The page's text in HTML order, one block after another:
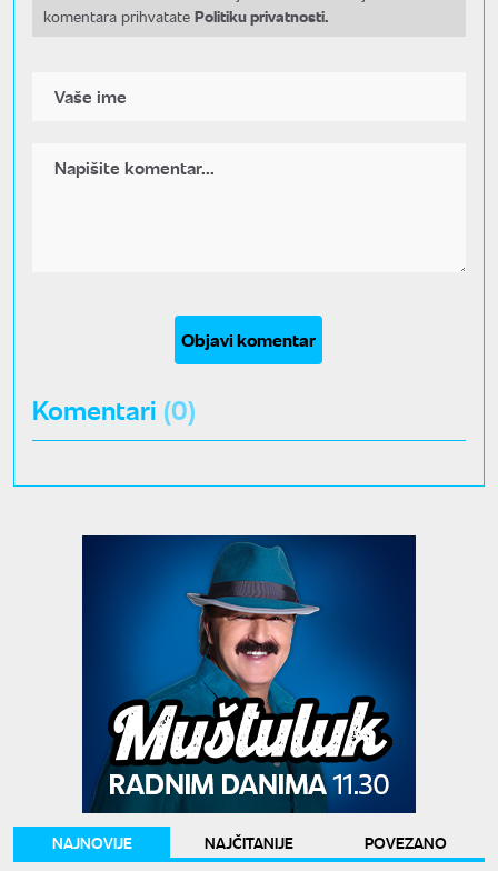
komentara prihvatate Politiku privatnosti.
Objavi komentar
Komentari (0)
NAJNOVIJE NAJČITANIJE
POVEZANO